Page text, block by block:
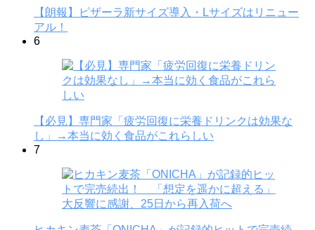
【朗報】ピザーラ新サイズ導入・Lサイズはリニュー
アル！
6
【必見】専門家「疲労回復に栄養ドリンクは効果な
し」→本当に効く食品がこれらしい
7